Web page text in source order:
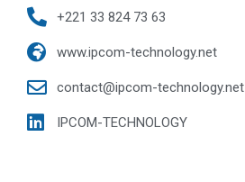
+221 33 824 73 63
www.ipcom-technology.net
contact@ipcom-technology.net
IPCOM-TECHNOLOGY